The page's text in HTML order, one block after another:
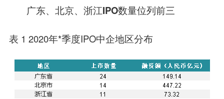
广东、北京、浙江IPO数量位列前三
表 1 2020年*季度IPO中企地区分布